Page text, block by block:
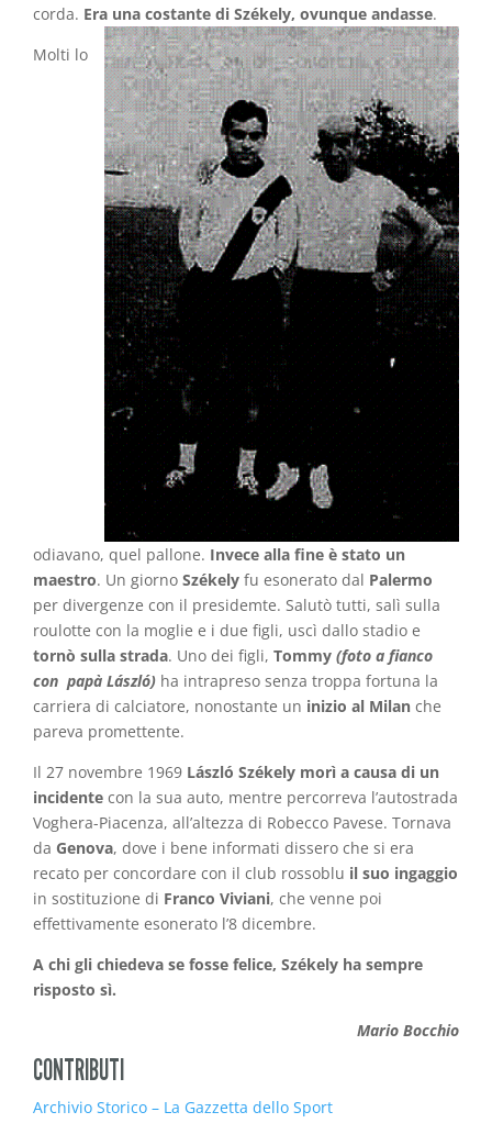
corda. Era una costante di Székely, ovunque andasse.
Molti lo
odiavano, quel pallone. Invece alla fine è stato un
maestro. Un giorno Székely fu esonerato dal Palermo
per divergenze con il presidemte. Salutò tutti, salì sulla
roulotte con la moglie e i due figli, uscì dallo stadio e
tornò sulla strada. Uno dei figli, Tommy (foto a fianco
con papà László) ha intrapreso senza troppa fortuna la
carriera di calciatore, nonostante un inizio al Milan che
pareva promettente.
Il 27 novembre 1969 László Székely morì a causa di un
incidente con la sua auto, mentre percorreva l’autostrada
Voghera-Piacenza, all’altezza di Robecco Pavese. Tornava
da Genova, dove i bene informati dissero che si era
recato per concordare con il club rossoblu il suo ingaggio
in sostituzione di Franco Viviani, che venne poi
effettivamente esonerato l’8 dicembre.
A chi gli chiedeva se fosse felice, Székely ha sempre
risposto sì.
Mario Bocchio
CONTRIBUTI
Archivio Storico – La Gazzetta dello Sport